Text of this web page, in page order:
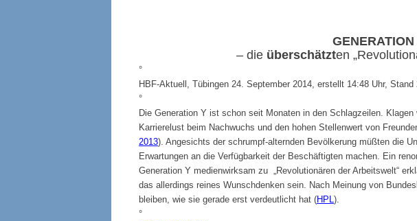
GENERATION
– die überschätzten
°
HBF-Aktuell, Tübingen 24. September 2014, erstellt 14:48 Uhr, Stand
°
Die Generation Y ist schon seit Monaten in den Schlagzeilen.
Karrierelust beim Nachwuchs und den hohen Stellenwert von
2013). Angesichts der schrumpf-alternden Bevölkerung müßten die
Erwartungen an die Verfügbarkeit der Beschäftigten machen. Ein
Generation Y medienwirksam zu „Revolutionären der Arbeitswelt“
das allerdings reines Wunschdenken sein. Nach Meinung von
bleiben, wie sie gerade erst verdeutlicht hat (HPL ).
°